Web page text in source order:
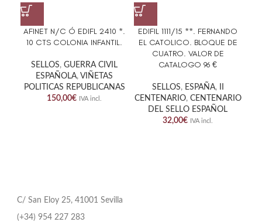
AFINET N/C Ó EDIFL 2410 *.
10 CTS COLONIA INFANTIL.
SELLOS, GUERRA CIVIL
ESPAÑOLA, VIÑETAS
POLITICAS REPUBLICANAS
150,00€ IVA incl.
EDIFIL 1111/15 **. FERNANDO
EL CATOLICO. BLOQUE DE
CUATRO. VALOR DE
CATALOGO 96 €
SELLOS, ESPAÑA,
CENTENARIO, CENTENARIO
DEL SELLO ESPAÑOL
32,00€ IVA incl.
C/ San Eloy 25, 41001 Sevilla
(+34) 954 227 283